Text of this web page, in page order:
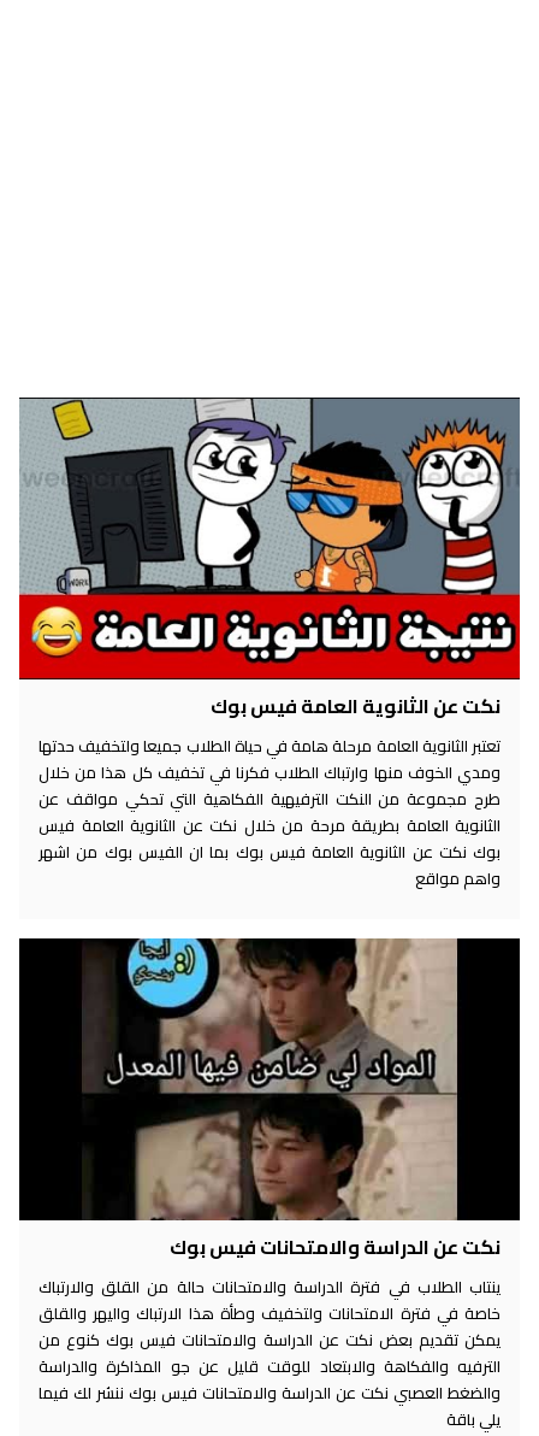
نكت عن الثانوية العامة فيس بوك
تعتبر الثانوية العامة مرحلة هامة في حياة الطلاب جميعا ولتخفيف حدتها
ومدي الخوف منها وارتباك الطلاب فكرنا في تخفيف كل هذا من خلال
طرح مجموعة من النكت الترفيهية الفكاهية التي تحكي مواقف عن
الثانوية العامة بطريقة مرحة من خلال نكت عن الثانوية العامة فيس
بوك نكت عن الثانوية العامة فيس بوك بما ان الفيس بوك من اشهر
واهم مواقع
نكت عن الدراسة والامتحانات فيس بوك
ينتاب الطلاب في فترة الدراسة والامتحانات حالة من القلق والارتباك
خاصة في فترة الامتحانات ولتخفيف وطأة هذا الارتباك واليهر والقلق
يمكن تقديم بعض نكت عن الدراسة والامتحانات فيس بوك كنوع من
الترفيه والفكاهة والابتعاد للوقت قليل عن جو المذاكرة والدراسة
والضغط العصبي نكت عن الدراسة والامتحانات فيس بوك ننشر لك فيما
يلي باقة